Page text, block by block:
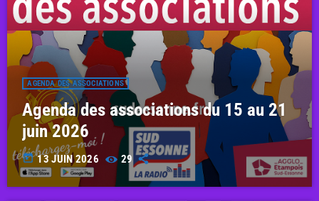
AGENDA DES ASSOCIATIONS
Agenda des associations du 15 au 21
juin 2026
today 13 JUIN 2026 29